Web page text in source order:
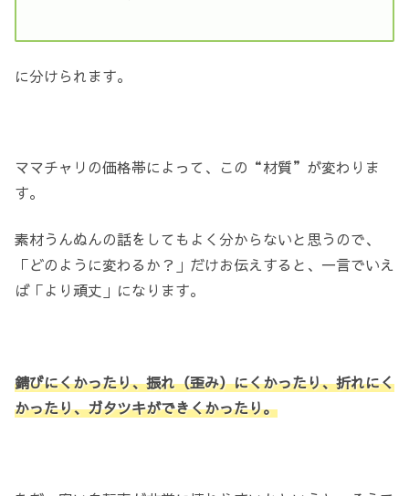
に分けられます。
ママチャリの価格帯によって、この“材質”が変わりま
す。
素材うんぬんの話をしてもよく分からないと思うので、
「どのように変わるか？」だけお伝えすると、一言でいえ
ば「より頑丈」になります。
錆びにくかったり、振れ（歪み）にくかったり、折れにく
かったり、ガタツキができくかったり。